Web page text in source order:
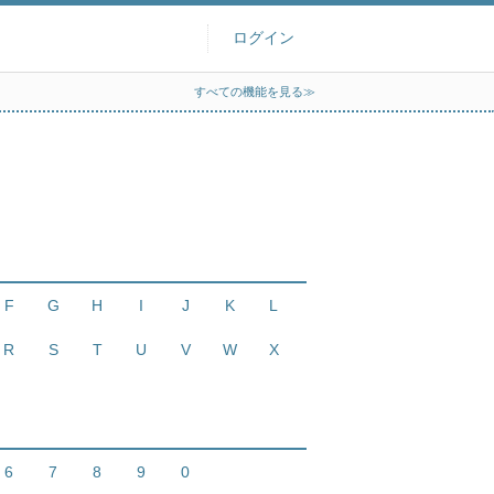
ログイン
すべての機能を見る≫
F G H I J K L
R S T U V W X
6 7 8 9 0